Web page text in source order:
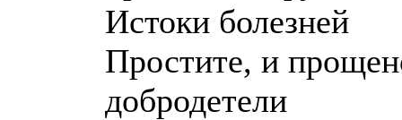
Истоки болезней
Простите, и
добродетели